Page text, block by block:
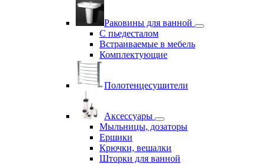
Раковины для ванной
С пьедесталом
Встраиваемые в мебель
Комплектующие
Полотенцесушители
Аксессуары
Мыльницы, дозаторы
Ершики
Крючки, вешалки
Шторки для ванной